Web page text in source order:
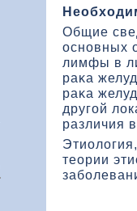
Общие
основных
лимфы в
раκа
раκа
другой
различия
теории